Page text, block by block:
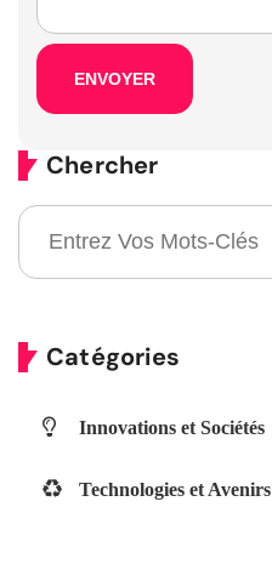
Chercher
Catégories
Innovations et Sociétés
Technologies et Avenirs